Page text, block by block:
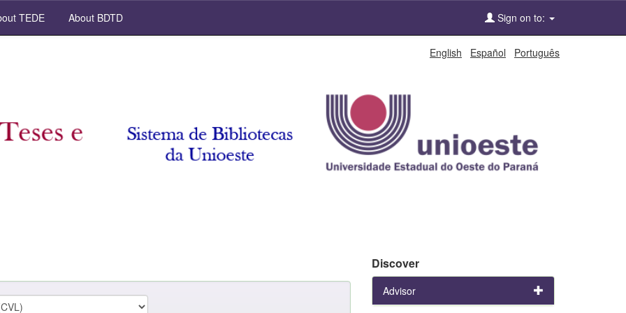
TEDE About BDTD Sign on to:
English Español Português
Discover
Advisor